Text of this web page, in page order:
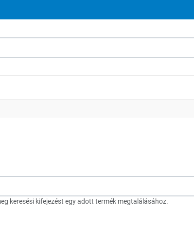
keresési kifejezést egy adott termék megtalálásához.